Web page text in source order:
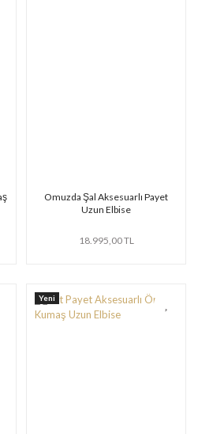
Omuzda Şal Aksesuarlı Payet
Uzun Elbise
18.995,00 TL
Yeni